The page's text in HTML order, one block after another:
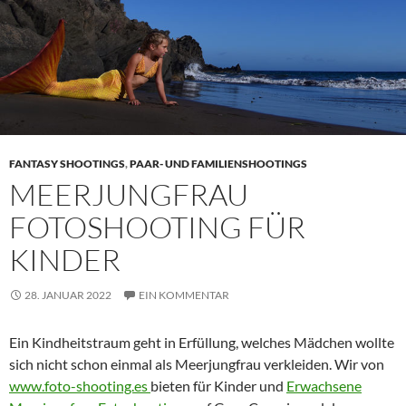
FANTASY SHOOTINGS,PAAR- UND FAMILIENSHOOTINGS
MEERJUNGFRAU
FOTOSHOOTING FÜR
KINDER
28. JANUAR 2022 EIN KOMMENTAR
Ein Kindheitstraum geht in Erfüllung, welches Mädchen wollte
sich nicht schon einmal als Meerjungfrau verkleiden. Wir von
www.foto-shooting.es bieten für Kinder und Erwachsene